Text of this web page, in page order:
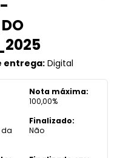
entrega:Digital
Nota máxima:
100,00%
da
Finalizado:
Não